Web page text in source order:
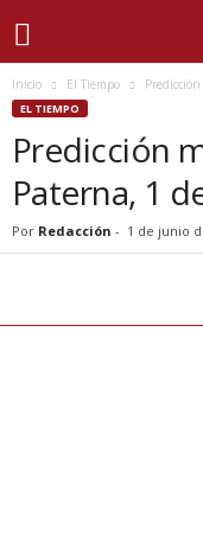
Inicio El Tiempo
EL TIEMPO
Predicción
Paterna, 1
Por Redacción - 1 de junio